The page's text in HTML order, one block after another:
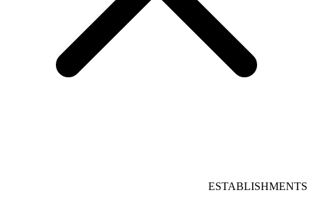
ESTABLISHMENTS